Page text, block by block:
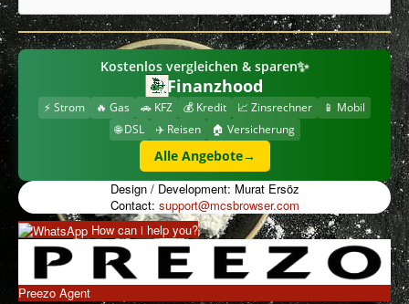
Ingredients / Allergens
Frequently Asked Questions
My Account
Download Menu
Cookies Information
Finanzhood
⚡ Strom 🔥 Gas 🚗 KFZ 💰 Kredit 📈 Zinsrechner
📱 Mobil
🌐 DSL
✈️ Reisen 🏠 Versicherung
Kostenlos vergleichen & sparen✨
Alle Angebote→
Design / Development: Murat Ersöz
Contact: support@mcsbrowser.com
How can i help you?
Preezo Agent